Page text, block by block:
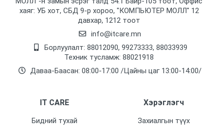
хаяг: УБ хот, СБД 9-р хороо, "КОМПЬЮТЕР МОЛЛ᠌" 12
давхар, 1212 тоот
info@itcare.mn
Борлуулалт: 88012090, 99273333, 88033939
Техник тусламж: 88021918
Даваа-Баасан: 08:00-17:00 /Цайны цаг 13:00-14:00/
IT CARE
Бидний тухай
Хэрэглэгч
Захиалгын түүх